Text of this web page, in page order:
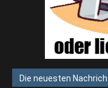
Die neuesten